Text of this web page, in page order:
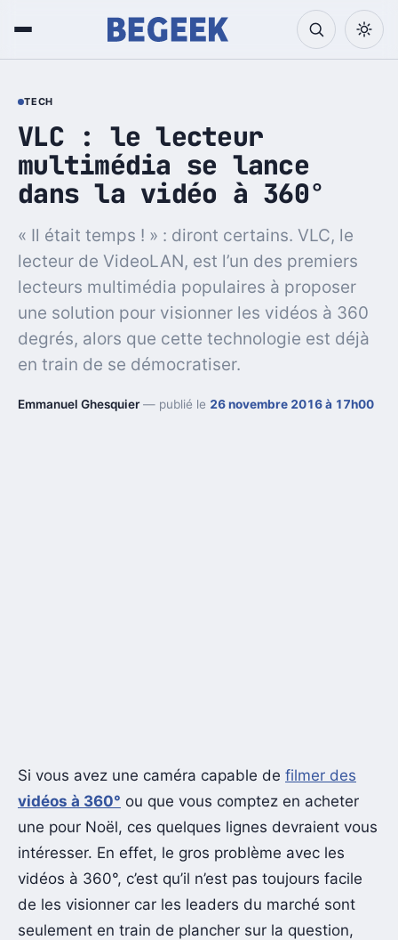
TECH
VLC : le lecteur
multimédia se lance
dans la vidéo à 360°
« Il était temps ! » : diront certains. VLC, le
lecteur de VideoLAN, est l’un des premiers
lecteurs multimédia populaires à proposer
une solution pour visionner les vidéos à 360
degrés, alors que cette technologie est déjà
en train de se démocratiser.
Emmanuel Ghesquier— publié le 26 novembre 2016 à 17h00
Si vous avez une caméra capable de filmer des
vidéos à 360° ou que vous comptez en acheter
une pour Noël, ces quelques lignes devraient vous
intéresser. En effet, le gros problème avec les
vidéos à 360°, c’est qu’il n’est pas toujours facile
de les visionner car les leaders du marché sont
seulement en train de plancher sur la question,